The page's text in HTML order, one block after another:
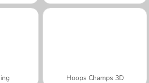
Hoops Champs 3D